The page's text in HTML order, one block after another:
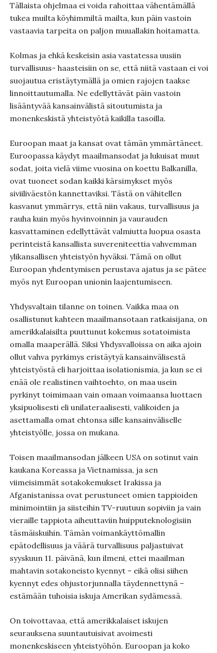
Tällaista ohjelmaa ei voida rahoittaa vähentämällä
tukea muilta köyhimmiltä mailta, kun päin vastoin
vastaavia tarpeita on paljon muuallakin hoitamatta.
Kolmas ja ehkä keskeisin asia vastatessa uusiin
turvallisuus- haasteisiin on se, että niitä vastaan ei voi
suojautua eristäytymällä ja omien rajojen taakse
linnoittautumalla. Ne edellyttävät päin vastoin
lisääntyvää kansainvälistä sitoutumista ja
monenkeskistä yhteistyötä kaikilla tasoilla.
Euroopan maat ja kansat ovat tämän ymmärtäneet.
Euroopassa käydyt maailmansodat ja lukuisat muut
sodat, joita vielä viime vuosina on koettu Balkanilla,
ovat tuoneet sodan kaikki kärsimykset myös
siviiliväestön kannettaviksi. Tästä on vähitellen
kasvanut ymmärrys, että niin vakaus, turvallisuus ja
rauha kuin myös hyvinvoinnin ja vaurauden
kasvattaminen edellyttävät valmiutta luopua osasta
perinteistä kansallista suvereniteettia vahvemman
ylikansallisen yhteistyön hyväksi. Tämä on ollut
Euroopan yhdentymisen perustava ajatus ja se pätee
myös nyt Euroopan unionin laajentumiseen.
Yhdysvaltain tilanne on toinen. Vaikka maa on
osallistunut kahteen maailmansotaan ratkaisijana, on
amerikkalaisilta puuttunut kokemus sotatoimista
omalla maaperällä. Siksi Yhdysvalloissa on aika ajoin
ollut vahva pyrkimys eristäytyä kansainvälisestä
yhteistyöstä eli harjoittaa isolationismia, ja kun se ei
enää ole realistinen vaihtoehto, on maa usein
pyrkinyt toimimaan vain omaan voimaansa luottaen
yksipuolisesti eli unilateraalisesti, valikoiden ja
asettamalla omat ehtonsa sille kansainväliselle
yhteistyölle, jossa on mukana.
Toisen maailmansodan jälkeen USA on sotinut vain
kaukana Koreassa ja Vietnamissa, ja sen
viimeisimmät sotakokemukset Irakissa ja
Afganistanissa ovat perustuneet omien tappioiden
minimointiin ja siisteihin TV-ruutuun sopiviin ja vain
vieraille tappiota aiheuttaviin huipputeknologisiin
täsmäiskuihin. Tämän voimankäyttömallin
epätodellisuus ja väärä turvallisuus paljastuivat
syyskuun 11. päivänä, kun ilmeni, ettei maailman
mahtavin sotakoneisto kyennyt – eikä olisi siihen
kyennyt edes ohjustorjunnalla täydennettynä –
estämään tuhoisia iskuja Amerikan sydämessä.
On toivottavaa, että amerikkalaiset iskujen
seurauksena suuntautuisivat avoimesti
monenkeskiseen yhteistyöhön. Euroopan ja koko